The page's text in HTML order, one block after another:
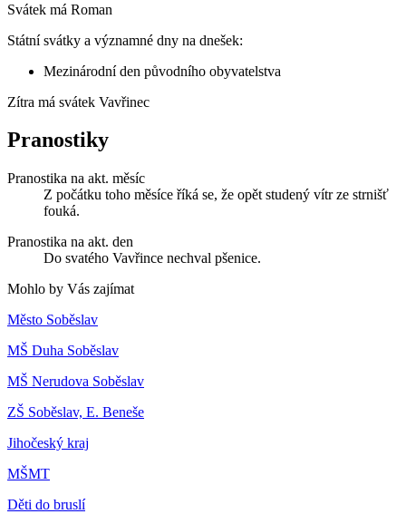
Svátek má Roman
Státní svátky a významné dny na dnešek:
Mezinárodní den původního obyvatelstva
Zítra má svátek Vavřinec
Pranostiky
Pranostika na akt. měsíc
Z počátku toho měsíce říká se, že opět studený vítr ze strnišť
fouká.
Pranostika na akt. den
Do svatého Vavřince nechval pšenice.
Mohlo by Vás zajímat
Město Soběslav
MŠ Duha Soběslav
MŠ Nerudova Soběslav
ZŠ Soběslav, E. Beneše
Jihočeský kraj
MŠMT
Děti do bruslí